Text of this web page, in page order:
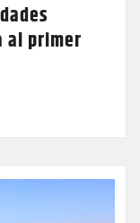
al primer